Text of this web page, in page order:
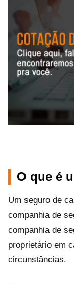
O que é
Um seguro de
companhia de
companhia de
proprietário em
circunstâncias.